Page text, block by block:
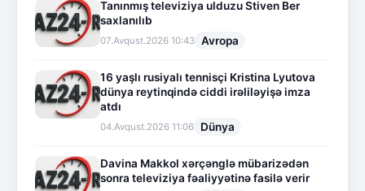
Tanınmış televiziya ulduzu Stiven Ber
saxlanılıb
07.Avqust.2026 10:43 Avropa
16 yaşlı rusiyalı tennisçi Kristina Lyutova
dünya reytinqində ciddi irəliləyişə imza
atdı
04.Avqust.2026 11:06 Dünya
Davina Makkol xərçənglə mübarizədən
sonra televiziya fəaliyyətinə fasilə verir